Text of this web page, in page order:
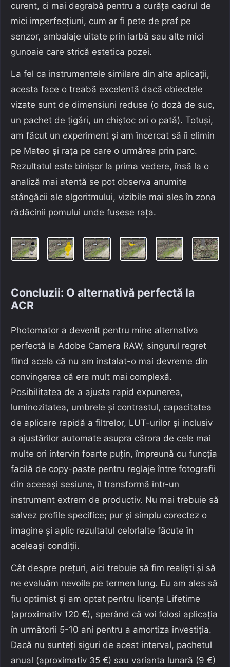
curent, ci mai degrabă pentru a curăța cadrul de
mici imperfecțiuni, cum ar fi pete de praf pe
senzor, ambalaje uitate prin iarbă sau alte mici
gunoaie care strică estetica pozei.
La fel ca instrumentele similare din alte aplicații,
acesta face o treabă excelentă dacă obiectele
vizate sunt de dimensiuni reduse (o doză de suc,
un pachet de țigări, un chiștoc ori o pată). Totuși,
am făcut un experiment și am încercat să îi elimin
pe Mateo și rața pe care o urmărea prin parc.
Rezultatul este binișor la prima vedere, însă la o
analiză mai atentă se pot observa anumite
stângăcii ale algoritmului, vizibile mai ales în zona
rădăcinii pomului unde fusese rața.
Concluzii: O alternativă perfectă la
ACR
Photomator a devenit pentru mine alternativa
perfectă la Adobe Camera RAW, singurul regret
fiind acela că nu am instalat-o mai devreme din
convingerea că era mult mai complexă.
Posibilitatea de a ajusta rapid expunerea,
luminozitatea, umbrele și contrastul, capacitatea
de aplicare rapidă a filtrelor, LUT-urilor și inclusiv
a ajustărilor automate asupra cărora de cele mai
multe ori intervin foarte puțin, împreună cu funcția
facilă de copy-paste pentru reglaje între fotografii
din aceeași sesiune, îl transformă într-un
instrument extrem de productiv. Nu mai trebuie să
salvez profile specifice; pur și simplu corectez o
imagine și aplic rezultatul celorlalte făcute în
aceleași condiții.
Cât despre prețuri, aici trebuie să fim realiști și să
ne evaluăm nevoile pe termen lung. Eu am ales să
fiu optimist și am optat pentru licența Lifetime
(aproximativ 120 €), sperând că voi folosi aplicația
în următorii 5-10 ani pentru a amortiza investiția.
Dacă nu sunteți siguri de acest interval, pachetul
anual (aproximativ 35 €) sau varianta lunară (9 €)